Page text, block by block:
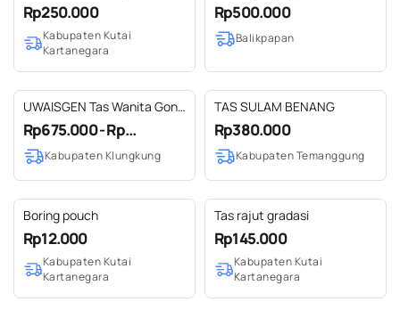
Rp250.000
Kabupaten Kutai
Kartanegara
Rp500.000
Balikpapan
UWAISGEN Tas Wanita Goni
Endek Etnik Bali Handmade
Amara Bag
Rp675.000 - Rp...
Kabupaten Klungkung
TAS SULAM BENANG
Rp380.000
Kabupaten Temanggung
Boring pouch
Rp12.000
Kabupaten Kutai
Kartanegara
Tas rajut gradasi
Rp145.000
Kabupaten Kutai
Kartanegara